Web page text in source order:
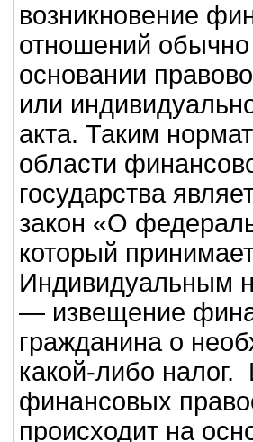
возникновение
отношений
основании
или
акта. Таким
области
государства
закон «О
который
Индивидуальным
— извещение
гражданина о
какой-либо
финансовых
происходит на